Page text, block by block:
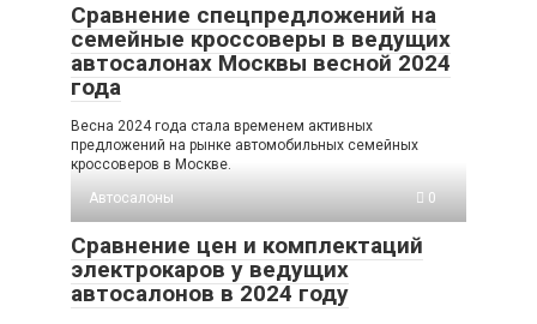
Сравнение спецпредложений на
семейные кроссоверы в ведущих
автосалонах Москвы весной 2024
года
Весна 2024 года стала временем активных
предложений на рынке автомобильных семейных
кроссоверов в Москве.
Автосалоны
0
Сравнение цен и комплектаций
электрокаров у ведущих
автосалонов в 2024 году